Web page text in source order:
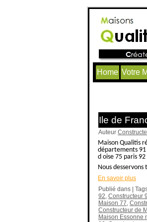
Home Votre
Ile de
Auteur
Maison Qualitis
départements 91
d oise 75 paris
Nous
En savoir plus
Publié dans |
92, Constructeur
Maison 77,
Constructeur de
Maison Essonne